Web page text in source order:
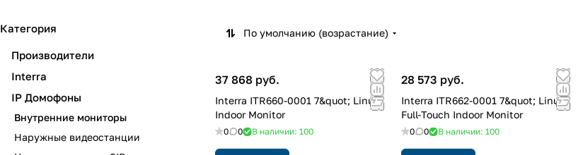
По умолчанию (возрастание)
37 868 руб.
Interra ITR660-0001 7&quot; Linux
Indoor Monitor
0 0 В наличии: 100
28 573 руб.
Interra ITR662-0001 7&quot; Linux
Full-Touch Indoor Monitor
0 0 В наличии: 100
Категория
Производители
Interra
IP Домофоны
Внутренние мониторы
Наружные видеостанции